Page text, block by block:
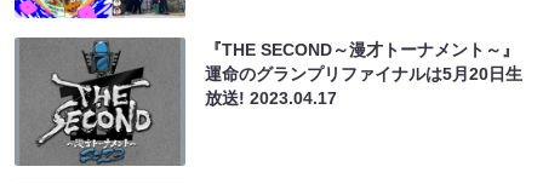
『THE SECOND～漫才トーナメント～』
運命のグランプリファイナルは5月20日生
放送!2023.04.17